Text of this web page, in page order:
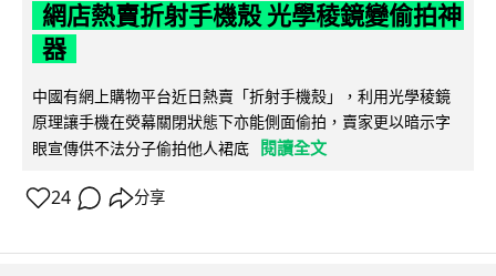
網店熱賣折射手機殼 光學稜鏡變偷拍神
器
中國有網上購物平台近日熱賣「折射手機殼」，利用光學稜鏡
原理讓手機在熒幕關閉狀態下亦能側面偷拍，賣家更以暗示字
眼宣傳供不法分子偷拍他人裙底
閱讀全文
24 分享